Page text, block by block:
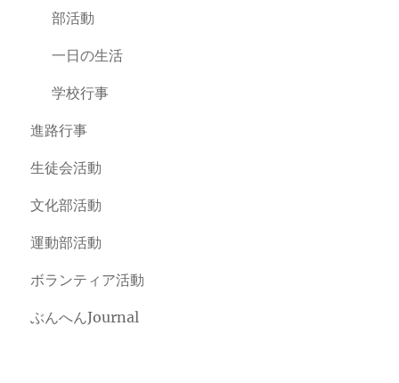
部活動
一日の生活
学校行事
進路行事
生徒会活動
文化部活動
運動部活動
ボランティア活動
ぶんへんJournal